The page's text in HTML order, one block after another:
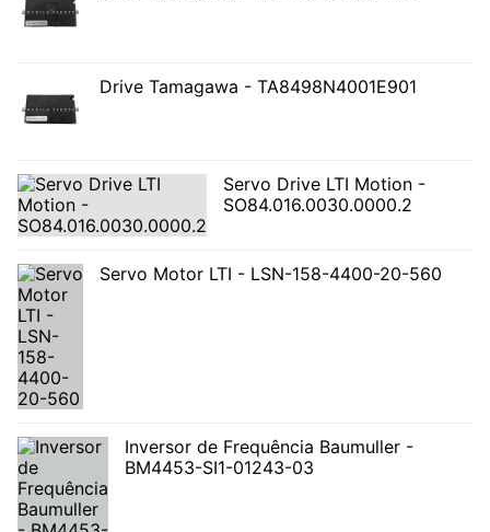
Drive Tamagawa - TA8498N4001E901
Servo Drive LTI Motion -
SO84.016.0030.0000.2
Servo Motor LTI - LSN-158-4400-20-560
Inversor de Frequência Baumuller -
BM4453-SI1-01243-03